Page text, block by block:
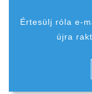
Értesülj róla e-
újra